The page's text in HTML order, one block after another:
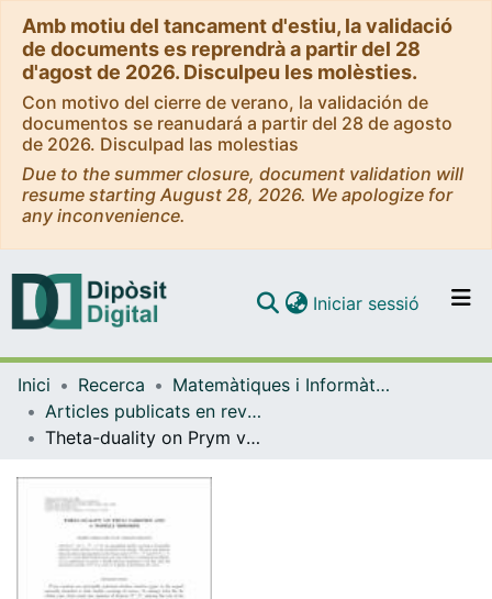
Amb motiu del tancament d'estiu, la validació
de documents es reprendrà a partir del 28
d'agost de 2026. Disculpeu les molèsties.
Con motivo del cierre de verano, la validación de
documentos se reanudará a partir del 28 de agosto
de 2026. Disculpad las molestias
Due to the summer closure, document validation will
resume starting August 28, 2026. We apologize for
any inconvenience.
Navega per tot el DD
Iniciar sessió (current)
Inici Recerca
Matemàtiques i Informàtica
Articles publicats en revistes (Matemàtiques i Informàtica)
Theta-duality on Prym varieties and a Torelli Theorem